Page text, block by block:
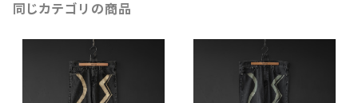
同じカテゴリの商品